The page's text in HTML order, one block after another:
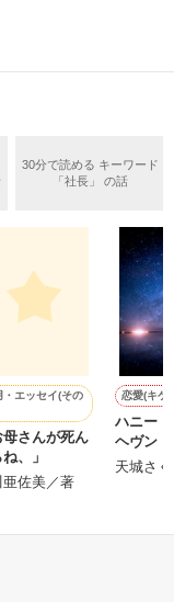
が、後輩の姫原由
一人こっそり泣い
か想像以上に甘く
す。
〜良かったら読ん
30分で読める キーワード
「社長」 の話
・エッセイ(その
母さんが死ん
、」
亜佐美／著
恋愛(キケ
ハニー
ヘヴン
天城さ